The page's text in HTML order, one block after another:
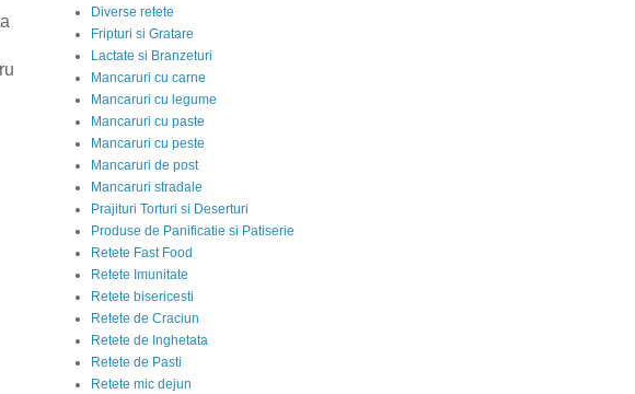
Diverse retete
Fripturi si Gratare
Lactate si Branzeturi
Mancaruri cu carne
Mancaruri cu legume
Mancaruri cu paste
Mancaruri cu peste
Mancaruri de post
Mancaruri stradale
Prajituri Torturi si Deserturi
Produse de Panificatie si Patiserie
Retete Fast Food
Retete Imunitate
Retete bisericesti
Retete de Craciun
Retete de Inghetata
Retete de Pasti
Retete mic dejun